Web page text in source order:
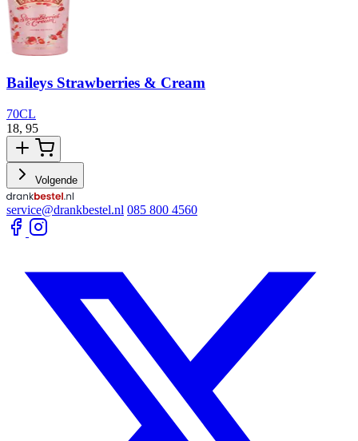
Baileys Strawberries & Cream
70CL
18, 95
Volgende
service@drankbestel.nl 085 800 4560